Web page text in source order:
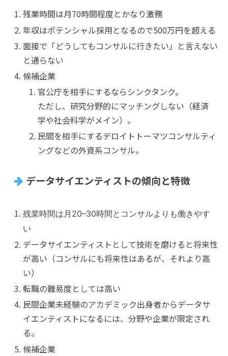
残業時間は月70時間程度とかなり激務
年収はポテンシャル採用となるので500万円を超える
面接で「どうしてもコンサルに行きたい」と言えない
と通らない
候補企業
官公庁を相手にするならシンクタンク。
ただし、研究分野的にマッチングしない（経済
学や社会科学がメイン）。
民間を相手にするデロイトトーマツコンサルティ
ングなどの外資系コンサル。
データサイエンティストの傾向と特徴
残業時間は月20–30時間とコンサルよりも働きやす
い
データサイエンティストとして技術を磨けると将来性
が高い（コンサルにも将来性はあるが、それより高
い）
転職の難易度としては高い
民間企業未経験のアカデミック出身者からデータサ
イエンティストになるには、分野や企業が限定され
る。
候補企業